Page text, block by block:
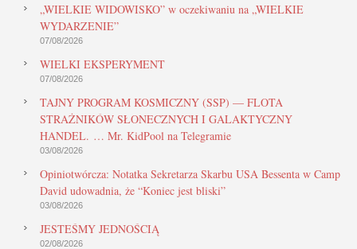
„WIELKIE WIDOWISKO” w oczekiwaniu na „WIELKIE
WYDARZENIE”
07/08/2026
WIELKI EKSPERYMENT
07/08/2026
TAJNY PROGRAM KOSMICZNY (SSP) — FLOTA
STRAŻNIKÓW SŁONECZNYCH I GALAKTYCZNY
HANDEL. … Mr. KidPool na Telegramie
03/08/2026
Opiniotwórcza: Notatka Sekretarza Skarbu USA Bessenta w Camp
David udowadnia, że “Koniec jest bliski”
03/08/2026
JESTEŚMY JEDNOŚCIĄ
02/08/2026